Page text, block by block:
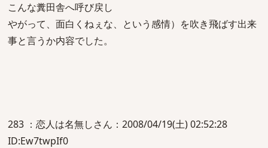
こんな糞田舎へ呼び戻し
やがって、面白くねぇな、という感情）を吹き飛ばす出来
事と言うか内容でした。
283 ：恋人は名無しさん：2008/04/19(土) 02:52:28
ID:Ew7twpIf0